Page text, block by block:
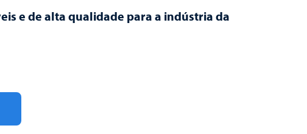
e de alta qualidade para a indústria da